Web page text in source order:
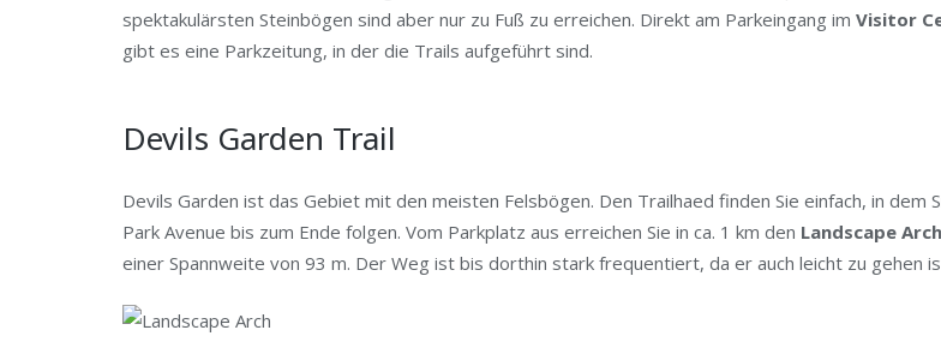
spektakulärsten Steinbögen sind aber nur zu Fuß zu erreichen. Direkt am Parkeingang im Visitor
gibt es eine Parkzeitung, in der die Trails aufgeführt sind.
Devils Garden Trail
Devils Garden ist das Gebiet mit den meisten Felsbögen. Den Trailhaed finden Sie einfach, in dem
Park Avenue bis zum Ende folgen. Vom Parkplatz aus erreichen Sie in ca. 1 km den Landscape Arch
einer Spannweite von 93 m. Der Weg ist bis dorthin stark frequentiert, da er auch leicht zu gehen